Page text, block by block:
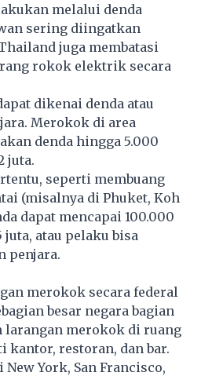
melalui denda
sering diingatkan
juga membatasi
rokok elektrik secara
dikenai denda atau
Merokok di area
denda hingga 5.000
juta.
seperti membuang
(misalnya di Phuket, Koh
dapat mencapai 100.000
juta, atau pelaku bisa
penjara.
merokok secara federal
besar negara bagian
larangan merokok di ruang
restoran, dan bar.
York, San Francisco,